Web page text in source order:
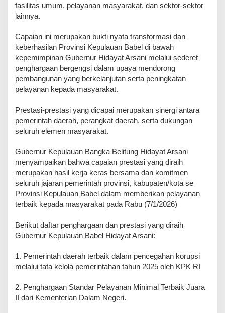
fasilitas umum, pelayanan masyarakat, dan sektor-sektor
lainnya.
Capaian ini merupakan bukti nyata transformasi dan
keberhasilan Provinsi Kepulauan Babel di bawah
kepemimpinan Gubernur Hidayat Arsani melalui sederet
penghargaan bergengsi dalam upaya mendorong
pembangunan yang berkelanjutan serta peningkatan
pelayanan kepada masyarakat.
Prestasi-prestasi yang dicapai merupakan sinergi antara
pemerintah daerah, perangkat daerah, serta dukungan
seluruh elemen masyarakat.
Gubernur Kepulauan Bangka Belitung Hidayat Arsani
menyampaikan bahwa capaian prestasi yang diraih
merupakan hasil kerja keras bersama dan komitmen
seluruh jajaran pemerintah provinsi, kabupaten/kota se
Provinsi Kepulauan Babel dalam memberikan pelayanan
terbaik kepada masyarakat pada Rabu (7/1/2026)
Berikut daftar penghargaan dan prestasi yang diraih
Gubernur Kepulauan Babel Hidayat Arsani:
1. Pemerintah daerah terbaik dalam pencegahan korupsi
melalui tata kelola pemerintahan tahun 2025 oleh KPK RI
2. Penghargaan Standar Pelayanan Minimal Terbaik Juara
II dari Kementerian Dalam Negeri.